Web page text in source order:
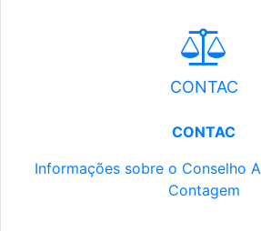
CONTAC
CONTAC
Informações sobre o Conselho
Contagem